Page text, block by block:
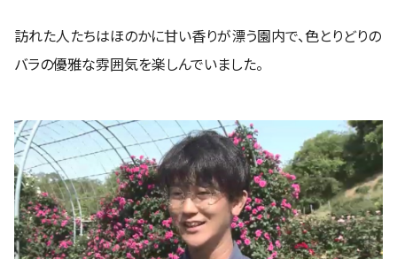
訪れた人たちはほのかに甘い香りが漂う園内で、色とりどりの
バラの優雅な雰囲気を楽しんでいました。